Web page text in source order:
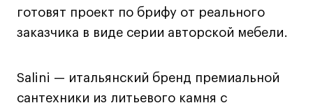
Среднесрочные
Долгосрочные
готовят проект по брифу от реального
заказчика в виде серии авторской мебели.
Salini — итальянский бренд премиальной
сантехники из литьевого камня с